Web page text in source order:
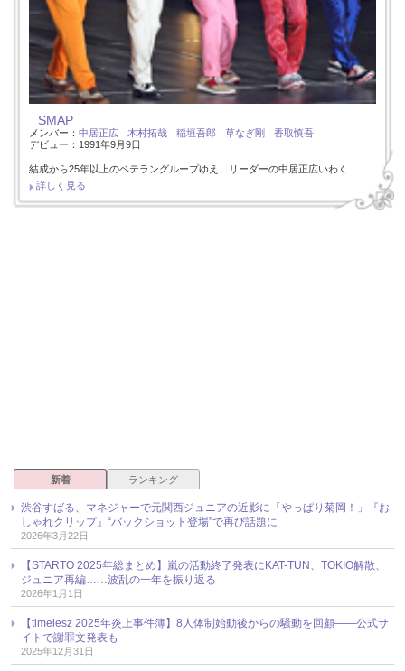
SMAP
メンバー： 中居正広 木村拓哉 稲垣吾郎 草なぎ剛
香取慎吾
デビュー：1991年9月9日
結成から25年以上のベテラングループゆえ、リーダーの中居正広いわく…
詳しく見る
新着 ランキング
渋谷すばる、マネジャーで元関西ジュニアの近影に「やっぱり菊岡！」『お
しゃれクリップ』“バックショット登場”で再び話題に
2026年3月22日
【STARTO 2025年総まとめ】嵐の活動終了発表にKAT-TUN、TOKIO解散、
ジュニア再編……波乱の一年を振り返る
2026年1月1日
【timelesz 2025年炎上事件簿】8人体制始動後からの騒動を回顧――公式サ
イトで謝罪文発表も
2025年12月31日